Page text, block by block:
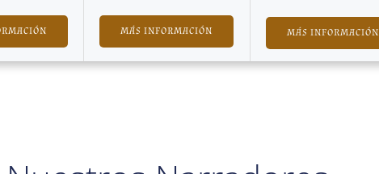
MÁS INFORMACIÓN MÁS INFORMACIÓN